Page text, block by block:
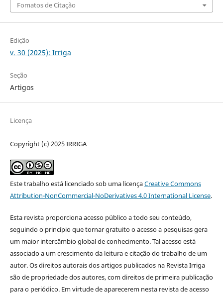
Fomatos de Citação
Edição
v. 30 (2025): Irriga
Seção
Artigos
Licença
Copyright (c) 2025 IRRIGA
Este trabalho está licenciado sob uma licençaCreative Commons
Attribution-NonCommercial-NoDerivatives 4.0 International License.
Esta revista proporciona acesso público a todo seu conteúdo,
seguindo o princípio que tornar gratuito o acesso a pesquisas gera
um maior intercâmbio global de conhecimento. Tal acesso está
associado a um crescimento da leitura e citação do trabalho de um
autor. Os direitos autorais dos artigos publicados na Revista Irriga
são de propriedade dos autores, com direitos de primeira publicação
para o periódico. Em virtude de aparecerem nesta revista de acesso